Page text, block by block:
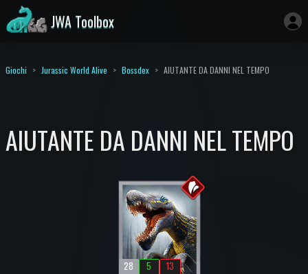
JWA Toolbox
Giochi Jurassic World Alive Bossdex AIUTANTE DA DANNI NEL TEMPO
AIUTANTE DA DANNI NEL TEMPO
28 5
13